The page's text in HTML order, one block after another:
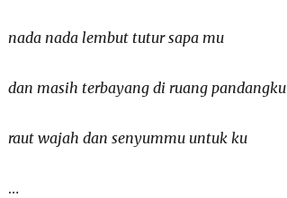
nada nada lembut tutur sapa mu
dan masih terbayang di ruang pandangku
raut wajah dan senyummu untuk ku
…